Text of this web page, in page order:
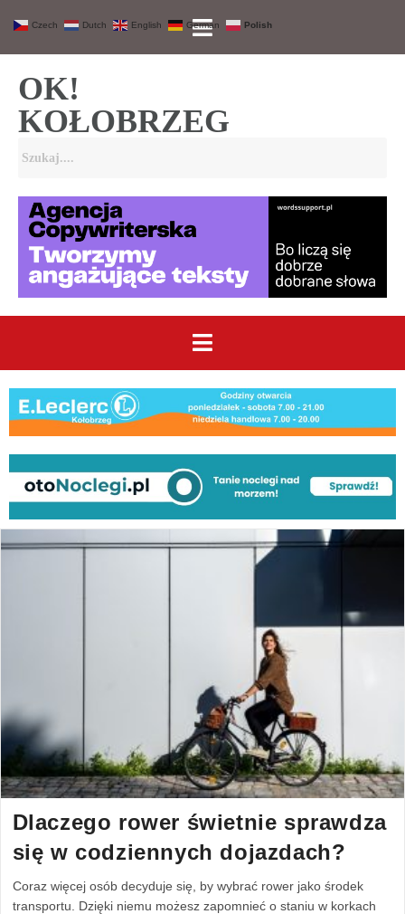
OK!
KOŁOBRZEG
Dlaczego rower świetnie sprawdza
się w codziennych dojazdach?
Coraz więcej osób decyduje się, by wybrać rower jako środek
transportu. Dzięki niemu możesz zapomnieć o staniu w korkach
Czech Dutch English German Polish